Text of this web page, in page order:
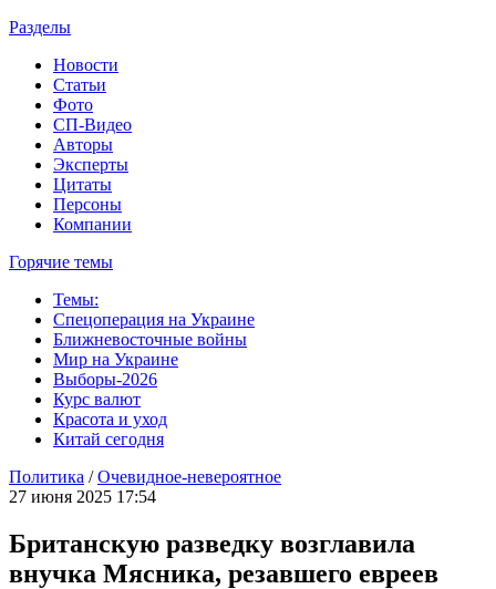
Разделы
Новости
Статьи
Фото
СП-Видео
Авторы
Эксперты
Цитаты
Персоны
Компании
Горячие темы
Темы:
Спецоперация на Украине
Ближневосточные войны
Мир на Украине
Выборы-2026
Курс валют
Красота и уход
Китай сегодня
Политика /Очевидное-невероятное
27 июня 2025 17:54
Британскую разведку возглавила
внучка Мясника, резавшего евреев